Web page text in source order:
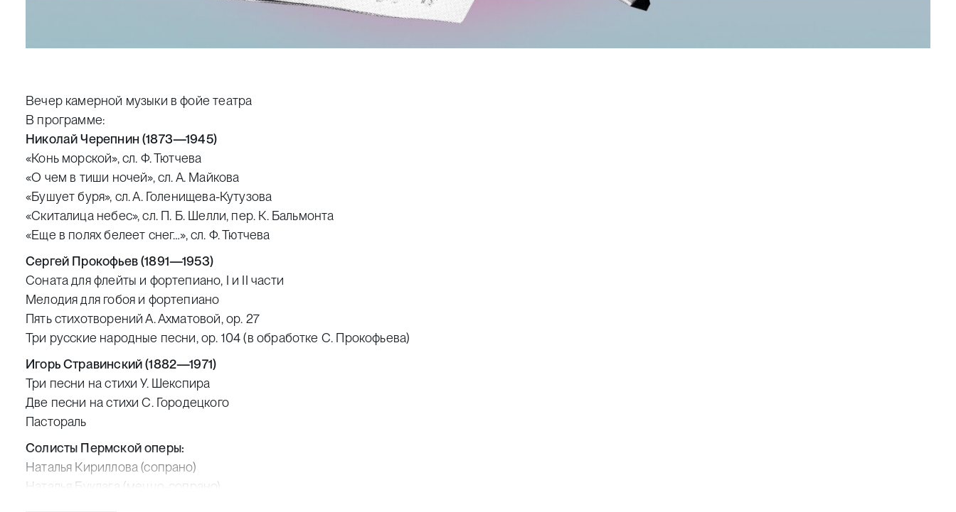
Вечер камерной музыки в фойе театра
В программе:
Николай Черепнин (1873—1945)
«Конь морской», сл. Ф. Тютчева
«О чем в тиши ночей», сл. А. Майкова
«Бушует буря», сл. А. Голенищева-Кутузова
«Скиталица небес», сл. П. Б. Шелли, пер. К. Бальмонта
«Еще в полях белеет снег…», сл. Ф. Тютчева
Сергей Прокофьев (1891—1953)
Соната для флейты и фортепиано, I и II части
Мелодия для гобоя и фортепиано
Пять стихотворений А. Ахматовой, ор. 27
Три русские народные песни, ор. 104 (в обработке С. Прокофьева)
Игорь Стравинский (1882—1971)
Три песни на стихи У. Шекспира
Две песни на стихи С. Городецкого
Пастораль
Солисты Пермской оперы:
Наталья Кириллова (сопрано)
Наталья Буклага (меццо-сопрано)